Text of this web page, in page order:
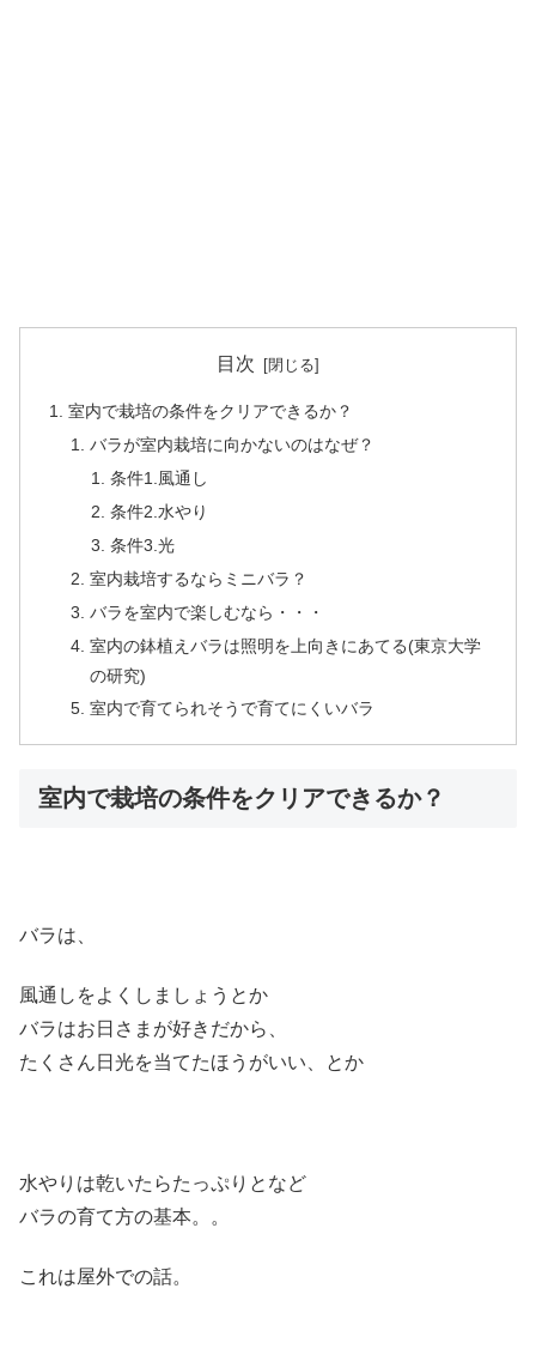
目次
室内で栽培の条件をクリアできるか？
バラが室内栽培に向かないのはなぜ？
条件1.風通し
条件2.水やり
条件3.光
室内栽培するならミニバラ？
バラを室内で楽しむなら・・・
室内の鉢植えバラは照明を上向きにあてる(東京大学
の研究)
室内で育てられそうで育てにくいバラ
室内で栽培の条件をクリアできるか？
バラは、
風通しをよくしましょうとか
バラはお日さまが好きだから、
たくさん日光を当てたほうがいい、とか
水やりは乾いたらたっぷりとなど
バラの育て方の基本。。
これは屋外での話。